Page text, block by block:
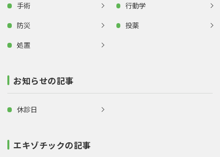
手術
行動学
防災
投薬
処置
お知らせの記事
休診日
エキゾチックの記事